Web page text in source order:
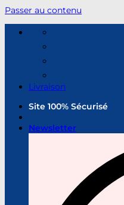
Passer au contenu
Livraison
Site 100% Sécurisé
Newsletter